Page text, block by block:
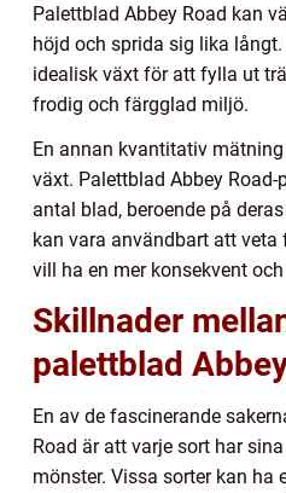
Palettblad Abbey Road kan
höjd och sprida sig lika
idealisk växt för att fylla ut
frodig och färgglad miljö.
En annan kvantitativ
växt. Palettblad Abbey
antal blad, beroende på
kan vara användbart att
vill ha en mer konsekvent
Skillnader
palettblad
En av de fascinerande
Road är att varje sort har
mönster. Vissa sorter kan ha